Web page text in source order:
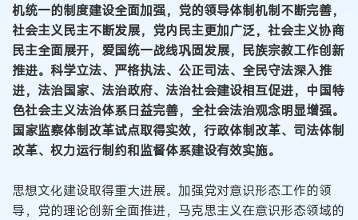
机统一的制度建设全面加强，党的领导体制机制不断完善，
社会主义民主不断发展，党内民主更加广泛，社会主义协商
民主全面展开，爱国统一战线巩固发展，民族宗教工作创新
推进。科学立法、严格执法、公正司法、全民守法深入推
进，法治国家、法治政府、法治社会建设相互促进，中国特
色社会主义法治体系日益完善，全社会法治观念明显增强。
国家监察体制改革试点取得实效，行政体制改革、司法体制
改革、权力运行制约和监督体系建设有效实施。
思想文化建设取得重大进展。加强党对意识形态工作的领
导，党的理论创新全面推进，马克思主义在意识形态领域的